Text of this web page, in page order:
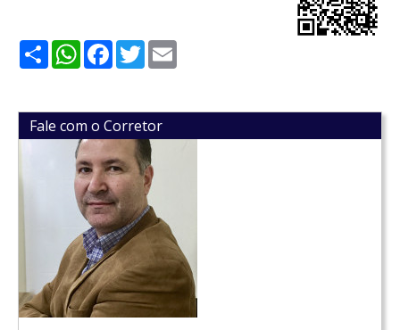
ShareWhatsApp
Facebook
Twitter
Fale com o Corretor